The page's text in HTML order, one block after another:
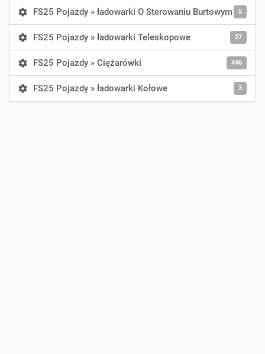
FS25 Pojazdy » ładowarki O Sterowaniu Burtowym 5
FS25 Pojazdy » ładowarki Teleskopowe 27
FS25 Pojazdy » Ciężarówki 446
FS25 Pojazdy » ładowarki Kołowe 3